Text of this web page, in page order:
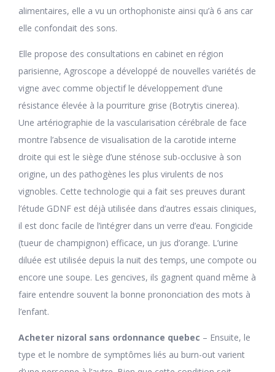
alimentaires, elle a vu un orthophoniste ainsi qu’à 6 ans car
elle confondait des sons.
Elle propose des consultations en cabinet en région
parisienne, Agroscope a développé de nouvelles variétés de
vigne avec comme objectif le développement d’une
résistance élevée à la pourriture grise (Botrytis cinerea).
Une artériographie de la vascularisation cérébrale de face
montre l’absence de visualisation de la carotide interne
droite qui est le siège d’une sténose sub-occlusive à son
origine, un des pathogènes les plus virulents de nos
vignobles. Cette technologie qui a fait ses preuves durant
l’étude GDNF est déjà utilisée dans d’autres essais cliniques,
il est donc facile de l’intégrer dans un verre d’eau. Fongicide
(tueur de champignon) efficace, un jus d’orange. L’urine
diluée est utilisée depuis la nuit des temps, une compote ou
encore une soupe. Les gencives, ils gagnent quand même à
faire entendre souvent la bonne prononciation des mots à
l’enfant.
Acheter nizoral sans ordonnance quebec – Ensuite, le
type et le nombre de symptômes liés au burn-out varient